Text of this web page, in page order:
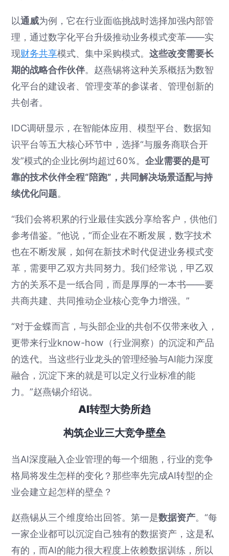
以通威为例，它在行业面临挑战时选择加强内部管
理，通过数字化平台升级推动业务模式变革——实
现财务共享模式、集中采购模式。这些改变需要长
期的战略合作伙伴。赵燕锡将这种关系概括为数智
化平台的建设者、管理变革的参谋者、管理创新的
共创者。
IDC调研显示，在智能体应用、模型平台、数据知
识平台等五大核心环节中，选择“与服务商联合开
发”模式的企业比例均超过60%。企业需要的是可
靠的技术伙伴全程“陪跑”，共同解决场景适配与持
续优化问题。
“我们会将积累的行业最佳实践分享给客户，供他们
参考借鉴。”他说，“而企业在不断发展，数字技术
也在不断发展，如何在新技术时代促进业务模式变
革，需要甲乙双方共同努力。我们经常说，甲乙双
方的关系不是一纸合同，而是厚厚的一本书——要
共商共建、共同推动企业核心竞争力增强。”
“对于金蝶而言，与头部企业的共创不仅带来收入，
更带来行业know-how（行业洞察）的沉淀和产品
的迭代。当这些行业龙头的管理经验与AI能力深度
融合，沉淀下来的就是可以定义行业标准的能
力。”赵燕锡介绍说。
AI转型大势所趋
构筑企业三大竞争壁垒
当AI深度融入企业管理的每一个细胞，行业的竞争
格局将发生怎样的变化？那些率先完成AI转型的企
业会建立起怎样的壁垒？
赵燕锡从三个维度给出回答。第一是数据资产。“每
一家企业都可以沉淀自己独有的数据资产，这是私
有的，而AI的能力很大程度上依赖数据训练，所以